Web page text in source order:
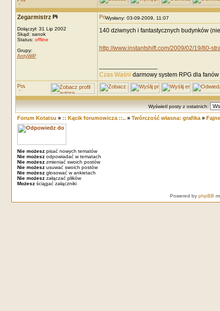
Zegarmistrz
Dołączył: 31 Lip 2002
Skąd: sanok
Status: offline
Grupy:
AntyWiP
Wysłany: 03-09-2009, 11:07
140 dziwnych i fantastycznych budynków
http://www.instantshift.com/2009/02/19/80-
Czas Waśni darmowy system RPG dla
Wyświetl posty z ostatnich:
Forum Kotatsu » :: Kącik forumowicza ::..» Twórczość własna: grafika»
Nie możeszpisać nowych tematów
Nie możeszodpowiadać w tematach
Nie możeszzmieniać swoich postów
Nie możeszusuwać swoich postów
Nie możeszgłosować w ankietach
Nie możeszzałączać plików
Możeszściągać załączniki
Powered by phpBB